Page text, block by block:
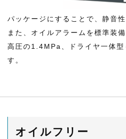
パッケージにすることで、静音
また、オイルアラームを標準装備
高圧の1.4MPa、ドライヤ一体型
す。
オイルフリー